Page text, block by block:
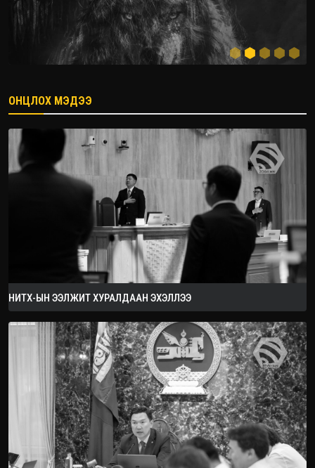
2026.08.08
ОНЦЛОХ МЭДЭЭ
НИТХ-ЫН ЭЭЛЖИТ ХУРАЛДААН ЭХЭЛЛЭЭ